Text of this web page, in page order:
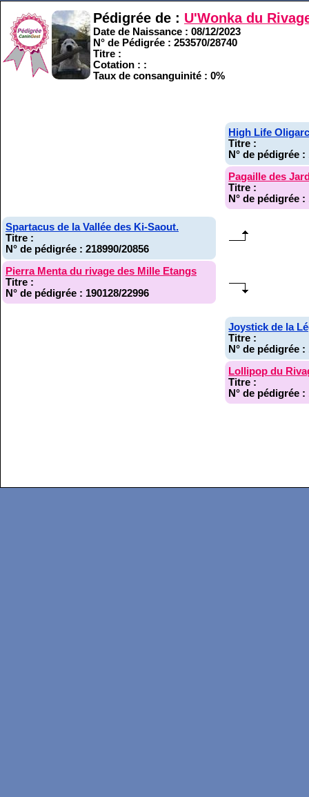
Pédigrée de : U'Wonka du
Date de Naissance : 08/12/2023
N° de Pédigrée : 253570/28740
Titre :
Cotation : :
Taux de consanguinité : 0%
Spartacus de la Vallée des Ki-Saout.
Titre :
N° de pédigrée : 218990/20856
Pierra Menta du rivage des Mille Etangs
Titre :
N° de pédigrée : 190128/22996
High Life
Titre :
N° de pédigrée :
Pagaille des
Titre :
N° de pédigrée :
Joystick de la
Titre :
N° de pédigrée :
Lollipop du
Titre :
N° de pédigrée :